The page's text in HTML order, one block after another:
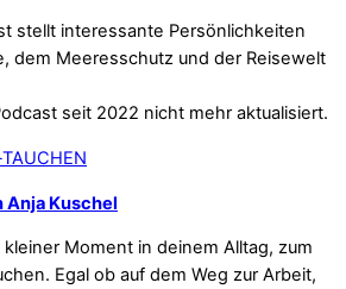
stellt interessante Persönlichkeiten
dem Meeresschutz und der Reisewelt
seit 2022 nicht mehr aktualisiert.
Anja Kuschel
Moment in deinem Alltag, zum
Egal ob auf dem Weg zur Arbeit,